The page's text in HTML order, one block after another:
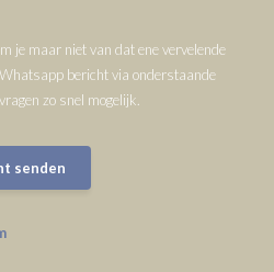
je maar niet van dat ene vervelende
bericht via onderstaande
zo snel mogelijk.
senden